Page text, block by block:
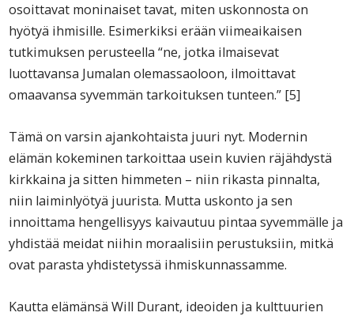
osoittavat moninaiset tavat, miten uskonnosta on
hyötyä ihmisille. Esimerkiksi erään viimeaikaisen
tutkimuksen perusteella “ne, jotka ilmaisevat
luottavansa Jumalan olemassaoloon, ilmoittavat
omaavansa syvemmän tarkoituksen tunteen.” [5]
Tämä on varsin ajankohtaista juuri nyt. Modernin
elämän kokeminen tarkoittaa usein kuvien räjähdystä
kirkkaina ja sitten himmeten – niin rikasta pinnalta,
niin laiminlyötyä juurista. Mutta uskonto ja sen
innoittama hengellisyys kaivautuu pintaa syvemmälle ja
yhdistää meidat niihin moraalisiin perustuksiin, mitkä
ovat parasta yhdistetyssä ihmiskunnassamme.
Kautta elämänsä Will Durant, ideoiden ja kulttuurien